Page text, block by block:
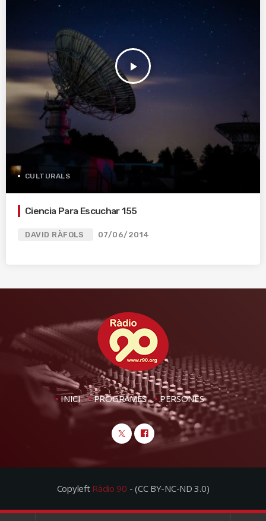
play_arrow
CULTURALS
Ciencia Para Escuchar 155
DAVID RÀFOLS 07/06/2014
INICI PROGRAMES PERSONES
Copyleft Ràdio 90 - (CC BY-NC-ND 3.0)